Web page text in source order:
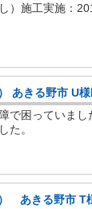
）施工実施：
あきる野市 U
で困っていまし
た。
あきる野市 T